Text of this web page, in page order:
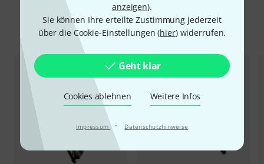
anzeigen).
Sie können Ihre erteilte Zustimmung jederzeit
über die Cookie-Einstellungen (hier) widerrufen.
Geht klar
Cookies ablehnen Weitere Infos
Impressum · Datenschutzhinweise
Zubehör & passende Artikel